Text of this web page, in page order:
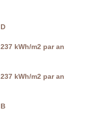
D
237 kWh/m2 par an
237 kWh/m2 par an
B